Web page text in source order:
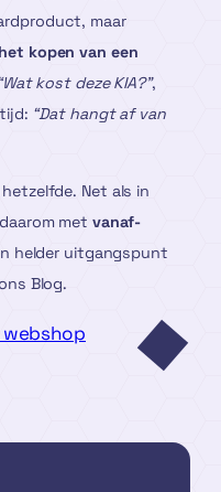
maar
kopen van een
kost deze KIA?”,
“Dat hangt af van
Net als in
metvanaf-
helder uitgangspunt
Blog.